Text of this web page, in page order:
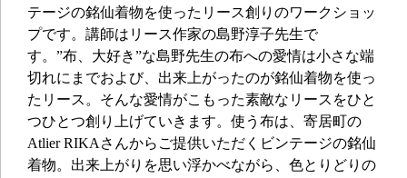
テージの銘仙着物を使ったリース創りのワークショッ
プです。講師はリース作家の島野淳子先生で
す。”布、大好き”な島野先生の布への愛情は小さな端
切れにまでおよび、出来上がったのが銘仙着物を使っ
たリース。そんな愛情がこもった素敵なリースをひと
つひとつ創り上げていきます。使う布は、寄居町の
Atlier RIKAさんからご提供いただくビンテージの銘仙
着物。出来上がりを思い浮かべながら、色とりどりの